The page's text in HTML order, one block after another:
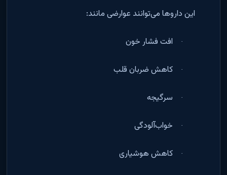
این داروها می‌توانند عوارضی مانند:
· افت فشار خون
· کاهش ضربان قلب
· سرگیجه
· خواب‌آلودگی
· کاهش هوشیاری